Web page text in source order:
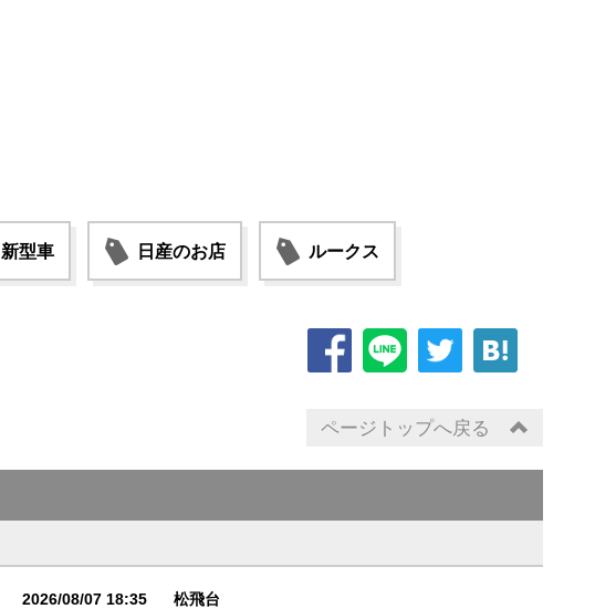
新型車 日産のお店 ルークス
ページトップへ戻る
2026/08/07 18:35 松飛台